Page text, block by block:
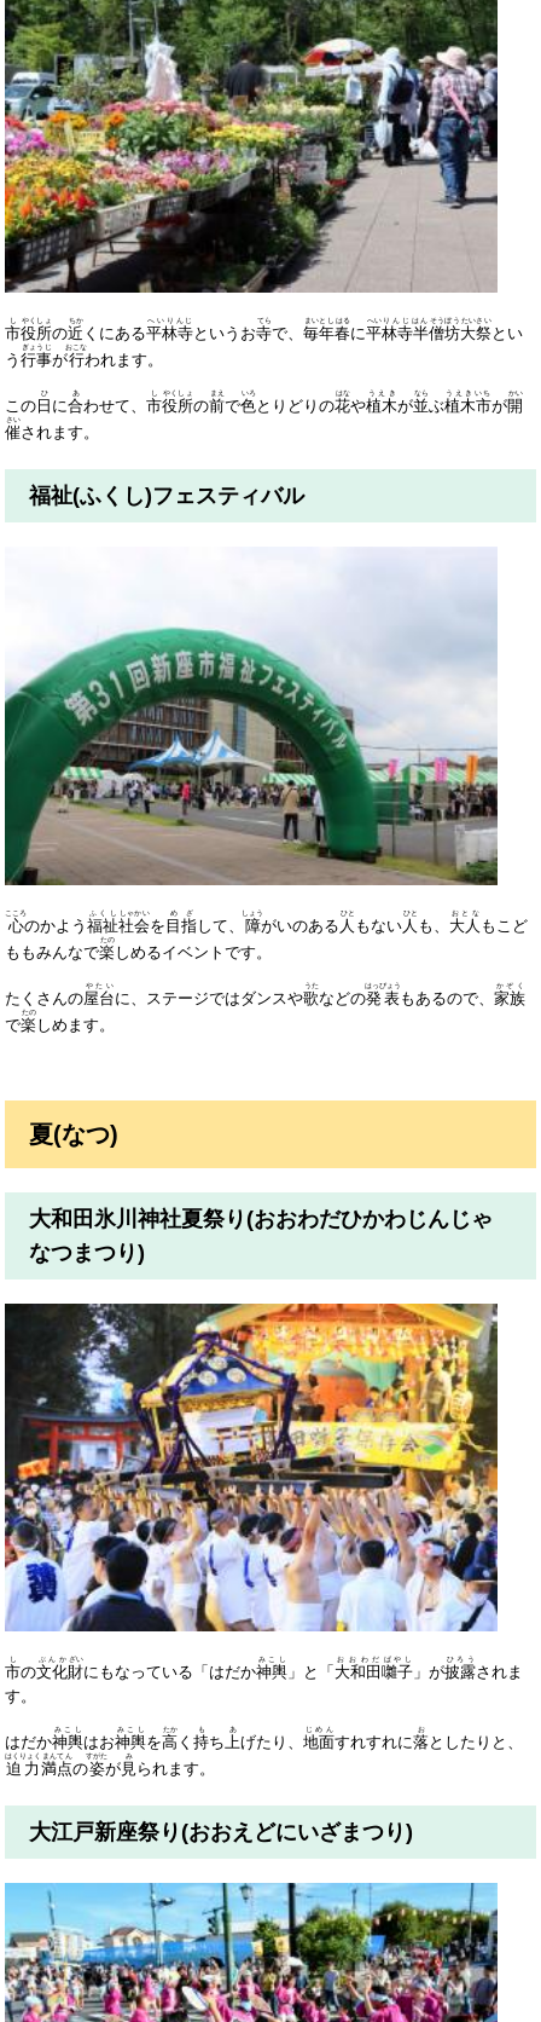
市
し
役所
やくしょ
の近
ちか
くにある平林寺
へいりんじ
というお寺
てら
で、毎年
まいとし
春
はる
に平
へい
林寺半
りんじはん
僧坊
そうぼう
大祭
たいさい
とい
う行事
ぎょうじ
が行
おこな
われます。
この 日
ひ
に合
あ
わせて、市
し
役所
やくしょ
の前
まえ
で色
いろ
とりどりの花
はな
や植木
うえき
が並
なら
ぶ植木市
うえきいち
が開
かい
催
さい
されます。
福祉(ふくし)フェスティバル
心
こころ
のかよう福祉
ふくし
社会
しゃかい
を 目指
めざ
して、 障
しょう
がいのある 人
ひと
もない 人
ひと
も、 大人
おとな
もこど
ももみんなで楽
たの
しめるイベントです。
たくさんの屋台
やたい
に、ステージではダンスや歌
うた
などの発表
はっぴょう
もあるので、家族
かぞく
で楽
たの
しめます。
夏(なつ)
大和田氷川神社夏祭り(おおわだひかわじんじゃ
なつまつり)
市
し
の文化
ぶんか
財
ざい
にもなっている「はだか神輿
みこし
」と「 大和田
おおわだ
囃子
ばやし
」が披露
ひろう
されま
す。
はだか神輿
みこし
はお神輿
みこし
を高
たか
く持
も
ち 上
あ
げたり、地面
じめん
すれすれに落
お
としたりと、
迫力
はくりょく
満点
まんてん
の姿
すがた
が見
み
られます。
大江戸新座祭り(おおえどにいざまつり)